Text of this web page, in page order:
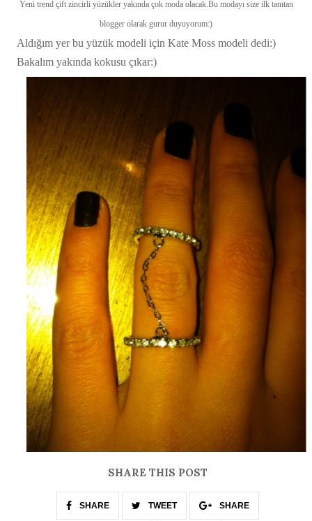
Yeni trend çift zincirli yüzükler yakında çok moda olacak.Bu modayı size ilk tanıtan
blogger olarak gurur duyuyorum:)
Aldığım yer bu yüzük modeli için Kate Moss modeli dedi:)
Bakalım yakında kokusu çıkar:)
SHARE THIS POST
SHARE TWEET SHARE